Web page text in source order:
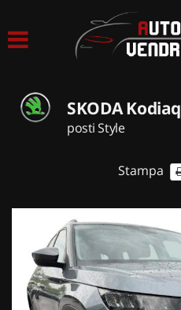
ACQUISTIAMO USATO
CONTATTI
SKODA Kodiaq
posti Style
Stampa